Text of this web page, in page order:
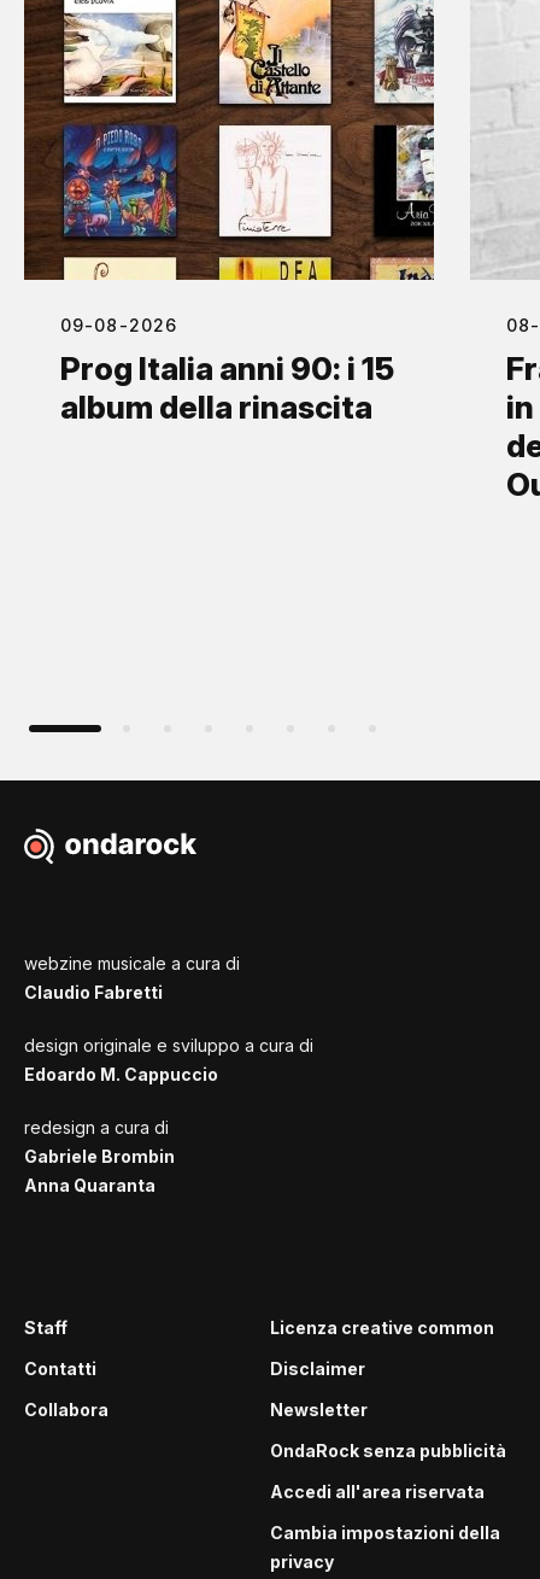
09-08-2026
Prog Italia anni 90: i 15
album della rinascita
webzine musicale a cura di
Claudio Fabretti
design originale e sviluppo a cura di
Edoardo M. Cappuccio
redesign a cura di
Gabriele Brombin
Anna Quaranta
Staff
Contatti
Collabora
Licenza creative common
Disclaimer
Newsletter
OndaRock senza pubblicità
Accedi all'area riservata
Cambia impostazioni della
privacy